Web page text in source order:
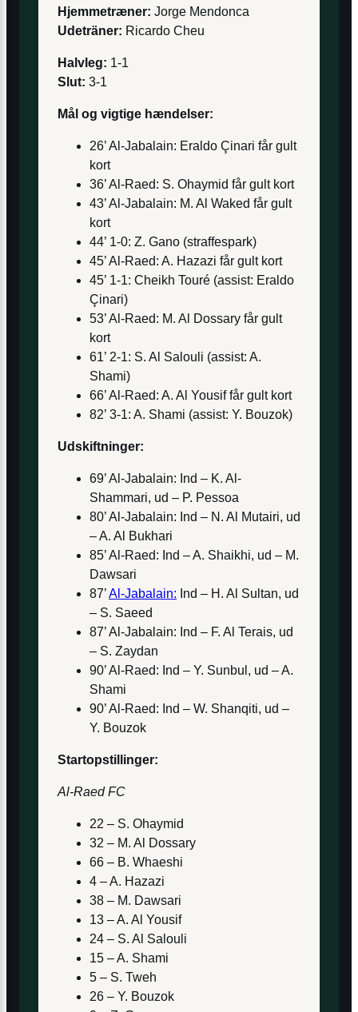
Hjemmetræner: Jorge Mendonca
Udeträner: Ricardo Cheu
Halvleg: 1-1
Slut: 3-1
Mål og vigtige hændelser:
26’ Al-Jabalain: Eraldo Çinari får gult
kort
36’ Al-Raed: S. Ohaymid får gult kort
43’ Al-Jabalain: M. Al Waked får gult
kort
44’ 1-0: Z. Gano (straffespark)
45’ Al-Raed: A. Hazazi får gult kort
45’ 1-1: Cheikh Touré (assist: Eraldo
Çinari)
53’ Al-Raed: M. Al Dossary får gult
kort
61’ 2-1: S. Al Salouli (assist: A.
Shami)
66’ Al-Raed: A. Al Yousif får gult kort
82’ 3-1: A. Shami (assist: Y. Bouzok)
Udskiftninger:
69’ Al-Jabalain: Ind – K. Al-
Shammari, ud – P. Pessoa
80’ Al-Jabalain: Ind – N. Al Mutairi, ud
– A. Al Bukhari
85’ Al-Raed: Ind – A. Shaikhi, ud – M.
Dawsari
87’Al-Jabalain: Ind – H. Al Sultan, ud
– S. Saeed
87’ Al-Jabalain: Ind – F. Al Terais, ud
– S. Zaydan
90’ Al-Raed: Ind – Y. Sunbul, ud – A.
Shami
90’ Al-Raed: Ind – W. Shanqiti, ud –
Y. Bouzok
Startopstillinger:
Al-Raed FC
22 – S. Ohaymid
32 – M. Al Dossary
66 – B. Whaeshi
4 – A. Hazazi
38 – M. Dawsari
13 – A. Al Yousif
24 – S. Al Salouli
15 – A. Shami
5 – S. Tweh
26 – Y. Bouzok